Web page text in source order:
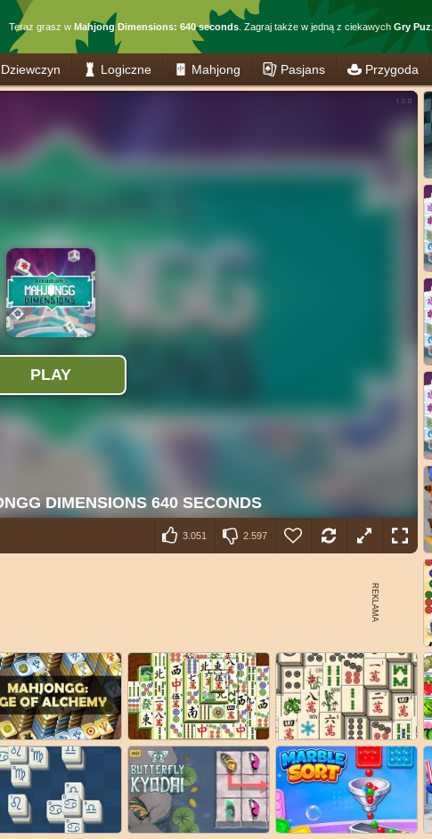
Teraz grasz w Mahjong Dimensions: 640 seconds. Zagraj także w jedną z ciekawych Gry
Logiczne Mahjong Pasjans Przygoda
3.051 2.597